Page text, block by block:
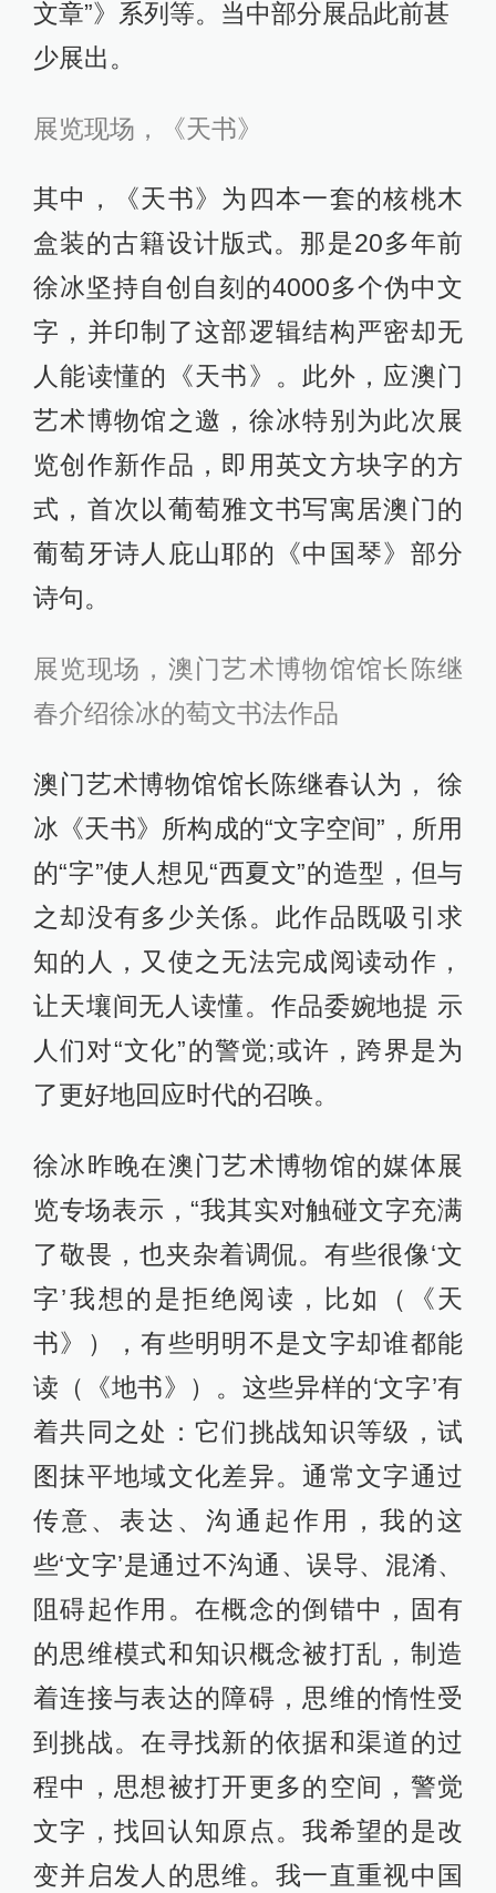
文章”》系列等。当中部分展品此前甚
少展出。
展览现场，《天书》
其中，《天书》为四本一套的核桃木
盒装的古籍设计版式。那是20多年前
徐冰坚持自创自刻的4000多个伪中文
字，并印制了这部逻辑结构严密却无
人能读懂的《天书》。 此外，应澳门
艺术博物馆之邀，徐冰特别为此次展
览创作新作品，即用英文方块字的方
式，首次以葡萄雅文书写寓居澳门的
葡萄牙诗人庇山耶的《中国琴》部分
诗句。
展览现场，澳门艺术博物馆馆长陈继
春介绍徐冰的萄文书法作品
澳门艺术博物馆馆长陈继春认为， 徐
冰《天书》所构成的“文字空间”，所用
的“字”使人想见“西夏文”的造型，但与
之却没有多少关係。此作品既吸引求
知的人，又使之无法完成阅读动作，
让天壤间无人读懂。作品委婉地提 示
人们对“文化”的警觉;或许，跨界是为
了更好地回应时代的召唤。
徐冰昨晚在澳门艺术博物馆的媒体展
览专场表示，“我其实对触碰文字充满
了敬畏，也夹杂着调侃。有些很像‘文
字’我想的是拒绝阅读，比如（《天
书》），有些明明不是文字却谁都能
读（《地书》）。这些异样的‘文字’有
着共同之处：它们挑战知识等级，试
图抹平地域文化差异。通常文字通过
传意、表达、沟通起作用，我的这
些‘文字’是通过不沟通、误导、混淆、
阻碍起作用。在概念的倒错中，固有
的思维模式和知识概念被打乱，制造
着连接与表达的障碍，思维的惰性受
到挑战。在寻找新的依据和渠道的过
程中，思想被打开更多的空间，警觉
文字，找回认知原点。我希望的是改
变并启发人的思维。我一直重视中国